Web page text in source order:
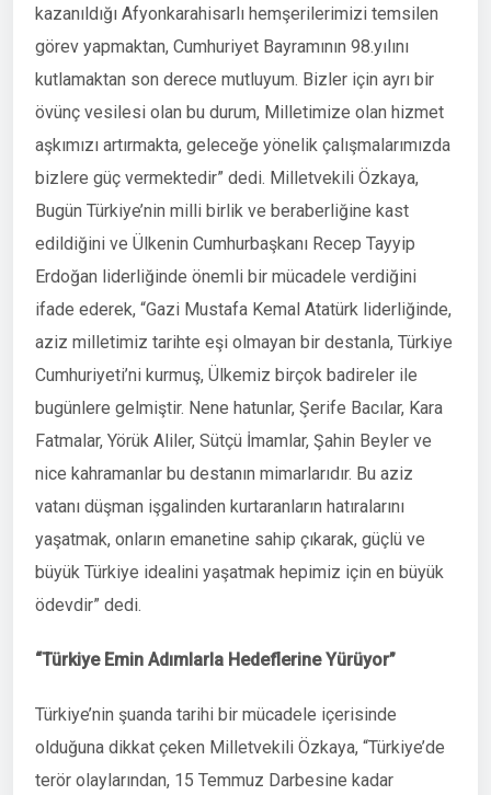
kazanıldığı Afyonkarahisarlı hemşerilerimizi temsilen
görev yapmaktan, Cumhuriyet Bayramının 98.yılını
kutlamaktan son derece mutluyum. Bizler için ayrı bir
övünç vesilesi olan bu durum, Milletimize olan hizmet
aşkımızı artırmakta, geleceğe yönelik çalışmalarımızda
bizlere güç vermektedir” dedi. Milletvekili Özkaya,
Bugün Türkiye’nin milli birlik ve beraberliğine kast
edildiğini ve Ülkenin Cumhurbaşkanı Recep Tayyip
Erdoğan liderliğinde önemli bir mücadele verdiğini
ifade ederek, “Gazi Mustafa Kemal Atatürk liderliğinde,
aziz milletimiz tarihte eşi olmayan bir destanla, Türkiye
Cumhuriyeti’ni kurmuş, Ülkemiz birçok badireler ile
bugünlere gelmiştir. Nene hatunlar, Şerife Bacılar, Kara
Fatmalar, Yörük Aliler, Sütçü İmamlar, Şahin Beyler ve
nice kahramanlar bu destanın mimarlarıdır. Bu aziz
vatanı düşman işgalinden kurtaranların hatıralarını
yaşatmak, onların emanetine sahip çıkarak, güçlü ve
büyük Türkiye idealini yaşatmak hepimiz için en büyük
ödevdir” dedi.
“Türkiye Emin Adımlarla Hedeflerine Yürüyor”
Türkiye’nin şuanda tarihi bir mücadele içerisinde
olduğuna dikkat çeken Milletvekili Özkaya, “Türkiye’de
terör olaylarından, 15 Temmuz Darbesine kadar